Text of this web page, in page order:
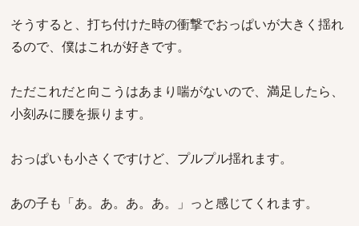
そうすると、打ち付けた時の衝撃でおっぱいが大きく揺れ
るので、僕はこれが好きです。
ただこれだと向こうはあまり喘がないので、満足したら、
小刻みに腰を振ります。
おっぱいも小さくですけど、プルプル揺れます。
あの子も「あ。あ。あ。あ。」っと感じてくれます。